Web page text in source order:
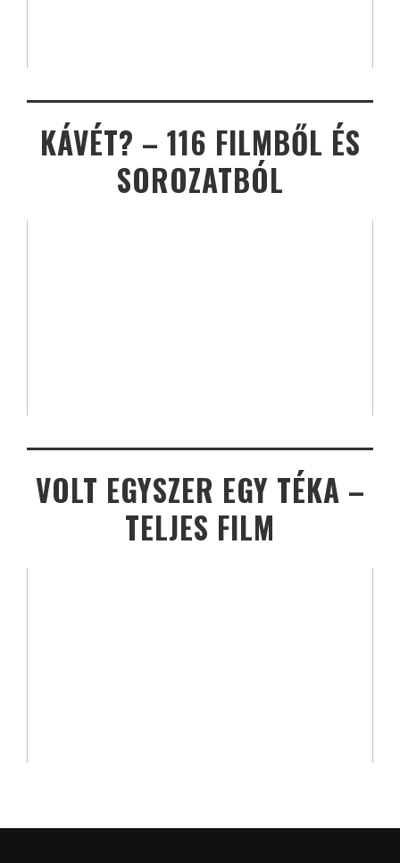
KÁVÉT? – 116 FILMBŐL ÉS
SOROZATBÓL
VOLT EGYSZER EGY TÉKA –
TELJES FILM